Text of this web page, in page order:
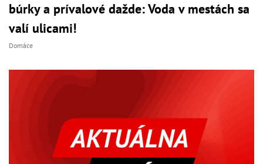
búrky a prívalové dažde: Voda v mestách sa
valí ulicami!
Domáce